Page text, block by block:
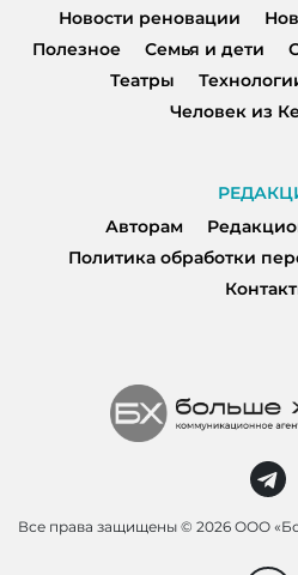
Новости реновации
Полезное
Семья и дети
Театры
Человек из
Авторам
Политика обработки
Все права защищены © 2026 ООО